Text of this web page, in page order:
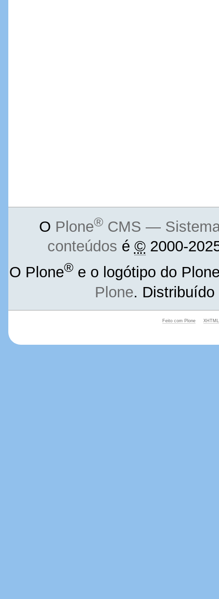
O Plone®CMS — Sistema
conteúdos é ©2000-
O Plone® e o logótipo do
Plone.
Feito com Plone